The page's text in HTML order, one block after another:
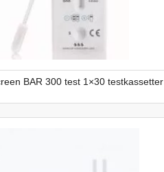
BAR 300 test 1×30 testkassetter